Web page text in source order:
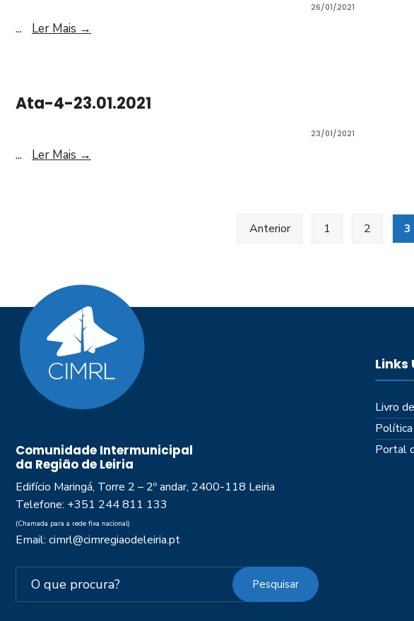
26/01/2021
... Ler Mais →
Ata-4-23.01.2021
23/01/2021
... Ler Mais →
Anterior 1 2 3
Comunidade Intermunicipal
da Região de Leiria
Edifício Maringá, Torre 2 – 2º andar, 2400-118 Leiria
Telefone: +351 244 811 133
(Chamada para a rede fixa nacional)
Email: cimrl@cimregiaodeleiria.pt
Pesquisar
Links
Livro
Portal